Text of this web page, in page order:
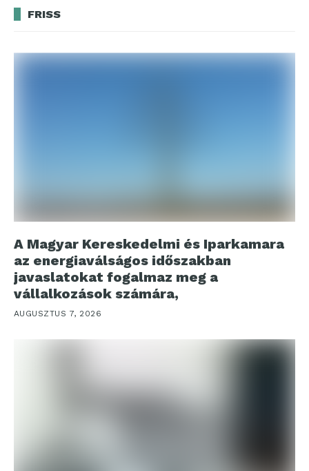
FRISS
A Magyar Kereskedelmi és Iparkamara
az energiaválságos időszakban
javaslatokat fogalmaz meg a
vállalkozások számára,
AUGUSZTUS 7, 2026